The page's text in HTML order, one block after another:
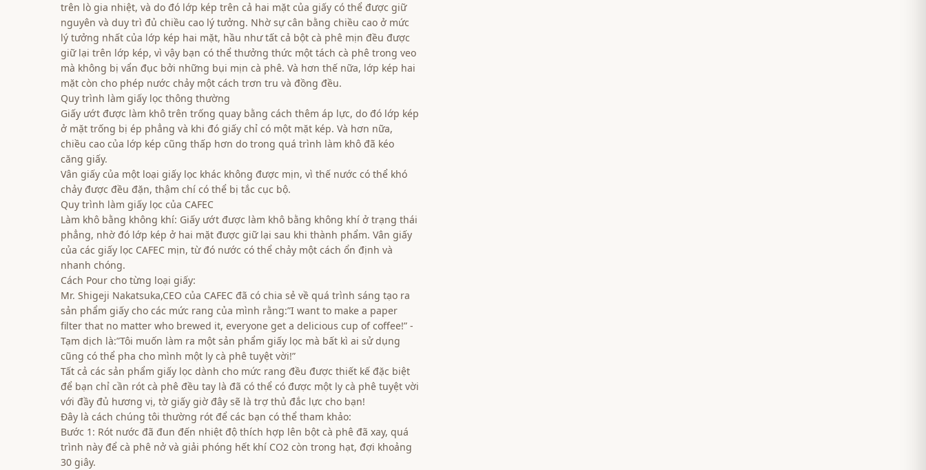
trên lò gia nhiệt, và do đó lớp kép trên cả hai mặt của giấy có thể được giữ
nguyên và duy trì đủ chiều cao lý tưởng. Nhờ sự cân bằng chiều cao ở mức
lý tưởng nhất của lớp kép hai mặt, hầu như tất cả bột cà phê mịn đều được
giữ lại trên lớp kép, vì vậy bạn có thể thưởng thức một tách cà phê trong veo
mà không bị vẩn đục bởi những bụi mịn cà phê. Và hơn thế nữa, lớp kép hai
mặt còn cho phép nước chảy một cách trơn tru và đồng đều.
Quy trình làm giấy lọc thông thường
Giấy ướt được làm khô trên trống quay bằng cách thêm áp lực, do đó lớp kép
ở mặt trống bị ép phẳng và khi đó giấy chỉ có một mặt kép. Và hơn nữa,
chiều cao của lớp kép cũng thấp hơn do trong quá trình làm khô đã kéo
căng giấy.
Vân giấy của một loại giấy lọc khác không được mịn, vì thế nước có thể khó
chảy được đều đặn, thậm chí có thể bị tắc cục bộ.
Quy trình làm giấy lọc của CAFEC
Làm khô bằng không khí: Giấy ướt được làm khô bằng không khí ở trạng thái
phẳng, nhờ đó lớp kép ở hai mặt được giữ lại sau khi thành phẩm. Vân giấy
của các giấy lọc CAFEC mịn, từ đó nước có thể chảy một cách ổn định và
nhanh chóng.
Cách Pour cho từng loại giấy:
Mr. Shigeji Nakatsuka,CEO của CAFEC đã có chia sẻ về quá trình sáng tạo ra
sản phẩm giấy cho các mức rang của mình rằng:”I want to make a paper
filter that no matter who brewed it, everyone get a delicious cup of coffee!” -
Tạm dịch là:”Tôi muốn làm ra một sản phẩm giấy lọc mà bất kì ai sử dụng
cũng có thể pha cho mình một ly cà phê tuyệt vời!”
Tất cả các sản phẩm giấy lọc dành cho mức rang đều được thiết kế đặc biệt
để bạn chỉ cần rót cà phê đều tay là đã có thể có được một ly cà phê tuyệt vời
với đầy đủ hương vị, tờ giấy giờ đây sẽ là trợ thủ đắc lực cho bạn!
Đây là cách chúng tôi thường rót để các bạn có thể tham khảo:
Bước 1: Rót nước đã đun đến nhiệt độ thích hợp lên bột cà phê đã xay, quá
trình này để cà phê nở và giải phóng hết khí CO2 còn trong hạt, đợi khoảng
30 giây.